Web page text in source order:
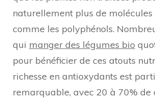
naturellement plus de molécules
comme les polyphénols.
qui manger des légumes bio
pour bénéficier de ces atouts
richesse en antioxydants est
remarquable, avec 20 à 70% de